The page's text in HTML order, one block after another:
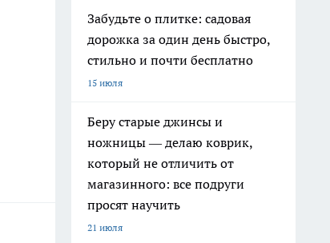
Забудьте о плитке: садовая
дорожка за один день быстро,
стильно и почти бесплатно
15 июля
Беру старые джинсы и
ножницы — делаю коврик,
который не отличить от
магазинного: все подруги
просят научить
21 июля